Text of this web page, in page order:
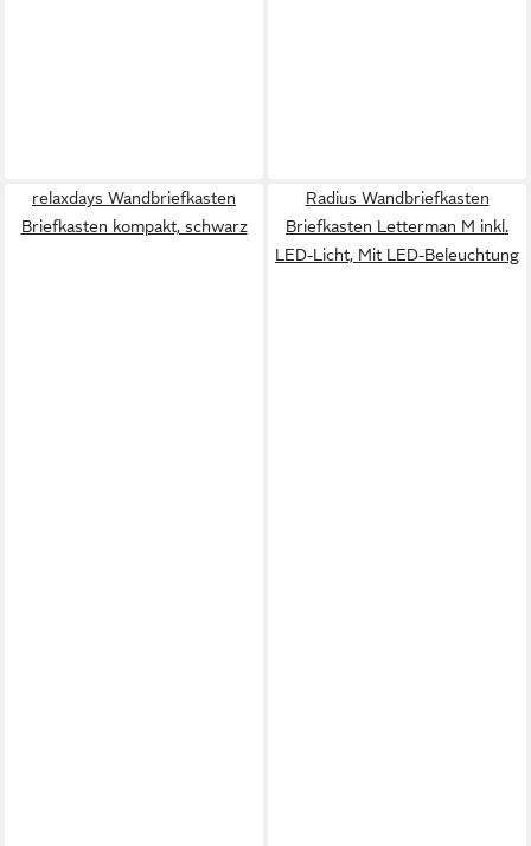
relaxdays Wandbriefkasten
Briefkasten kompakt, schwarz
Radius Wandbriefkasten
Briefkasten Letterman M inkl.
LED-Licht, Mit LED-Beleuchtung